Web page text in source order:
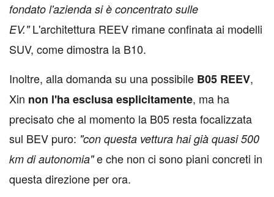
fondato l'azienda si è concentrato sulle
EV."L'architettura REEV rimane confinata ai modelli
SUV, come dimostra la B10.
Inoltre, alla domanda su una possibile B05 REEV,
Xin non l'haesclusaesplicitamente, ma ha
precisato che al momento la B05 resta focalizzata
sul BEV puro: "con questa vettura hai già quasi 500
km di autonomia"e che non ci sono piani concreti in
questa direzione per ora.